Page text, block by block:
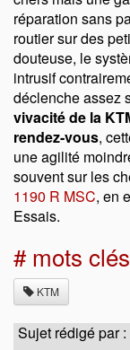
réparation sans
routier sur des
douteuse, le
intrusif
déclenche assez
vivacité de la
rendez-vous,
une agilité
souvent sur les
1190 R MSC, en
Essais.
# mots clés
KTM
Sujet rédigé par :